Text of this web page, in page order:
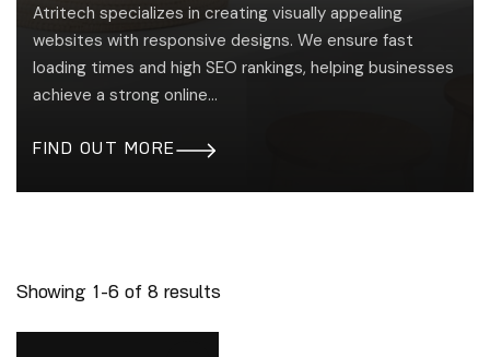
Atritech specializes in creating visually appealing
websites with responsive designs. We ensure fast
loading times and high SEO rankings, helping businesses
achieve a strong online…
FIND OUT MORE
Showing 1-6 of 8 results